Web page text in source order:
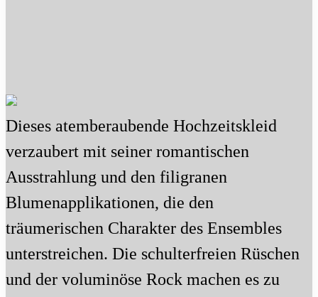
Dieses atemberaubende Hochzeitskleid
verzaubert mit seiner romantischen
Ausstrahlung und den filigranen
Blumenapplikationen, die den
träumerischen Charakter des Ensembles
unterstreichen. Die schulterfreien Rüschen
und der voluminöse Rock machen es zu